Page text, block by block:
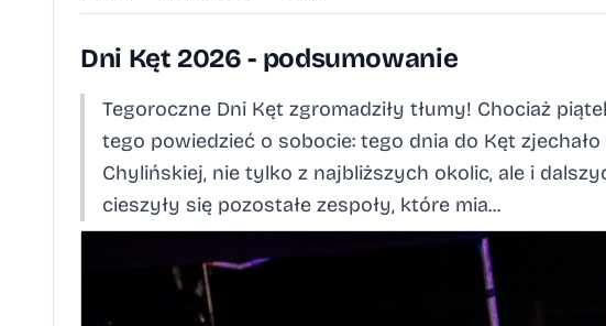
Dni Kęt 2026 - podsumowanie
Tegoroczne Dni Kęt zgromadziły tłumy! Chociaż
tego powiedzieć o sobocie: tego dnia do Kęt
Chylińskiej, nie tylko z najbliższych okolic, ale i
cieszyły się pozostałe zespoły, które mia...